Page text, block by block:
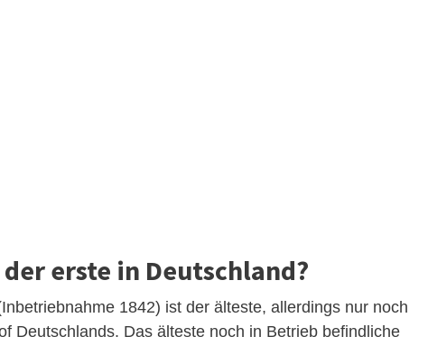
erste in Deutschland?
1842) ist der älteste, allerdings nur noch
Deutschlands. Das älteste noch in Betrieb befindliche